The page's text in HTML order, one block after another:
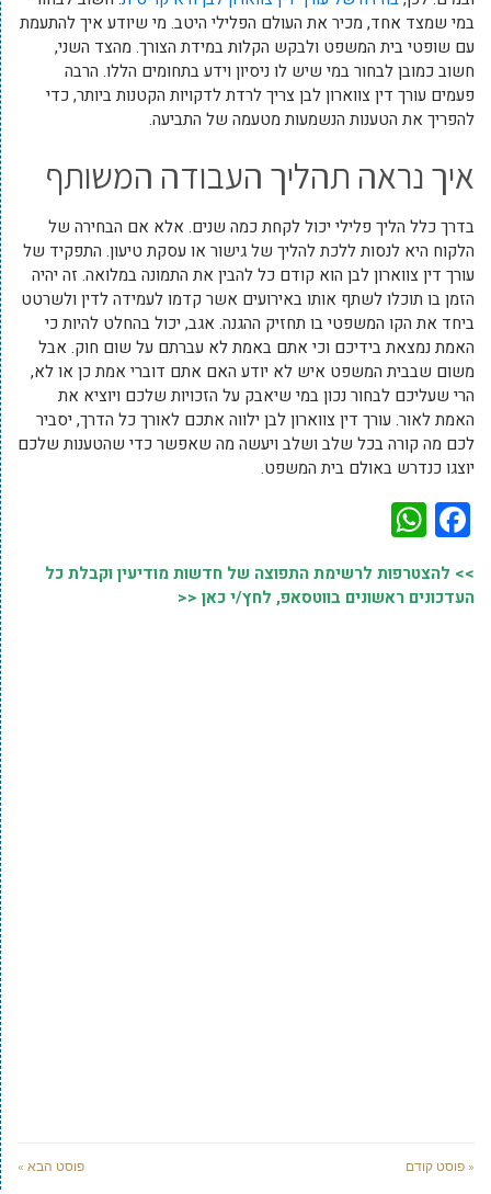
במי שמצד אחד, מכיר את העולם הפלילי היטב. מי שיודע איך להתעמת
עם שופטי בית המשפט ולבקש הקלות במידת הצורך. מהצד השני,
חשוב כמובן לבחור במי שיש לו ניסיון וידע בתחומים הללו. הרבה
פעמים עורך דין צווארון לבן צריך לרדת לדקויות הקטנות ביותר, כדי
להפריך את הטענות הנשמעות מטעמה של התביעה.
איך נראה תהליך העבודה המשותף
בדרך כלל הליך פלילי יכול לקחת כמה שנים. אלא אם הבחירה של
הלקוח היא לנסות ללכת להליך של גישור או עסקת טיעון. התפקיד של
עורך דין צווארון לבן הוא קודם כל להבין את התמונה במלואה. זה יהיה
הזמן בו תוכלו לשתף אותו באירועים אשר קדמו לעמידה לדין ולשרטט
ביחד את הקו המשפטי בו תחזיק ההגנה. אגב, יכול בהחלט להיות כי
האמת נמצאת בידיכם וכי אתם באמת לא עברתם על שום חוק. אבל
משום שבבית המשפט איש לא יודע האם אתם דוברי אמת כן או לא,
הרי שעליכם לבחור נכון במי שיאבק על הזכויות שלכם ויוציא את
האמת לאור. עורך דין צווארון לבן ילווה אתכם לאורך כל הדרך, יסביר
לכם מה קורה בכל שלב ושלב ויעשה מה שאפשר כדי שהטענות שלכם
יוצגו כנדרש באולם בית המשפט.
Facebook
>> להצטרפות לרשימת התפוצה של חדשות מודיעין וקבלת כל
העדכונים ראשונים בווטסאפ, לחץ/י כאן <<
« פוסט קודם פוסט הבא »